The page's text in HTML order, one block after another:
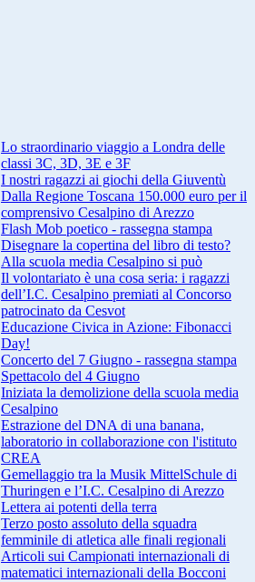
Lo straordinario viaggio a Londra delle
classi 3C, 3D, 3E e 3F
I nostri ragazzi ai giochi della Giuventù
Dalla Regione Toscana 150.000 euro per il
comprensivo Cesalpino di Arezzo
Flash Mob poetico - rassegna stampa
Disegnare la copertina del libro di testo?
Alla scuola media Cesalpino si può
Il volontariato è una cosa seria: i ragazzi
dell’I.C. Cesalpino premiati al Concorso
patrocinato da Cesvot
Educazione Civica in Azione: Fibonacci
Day!
Concerto del 7 Giugno - rassegna stampa
Spettacolo del 4 Giugno
Iniziata la demolizione della scuola media
Cesalpino
Estrazione del DNA di una banana,
laboratorio in collaborazione con l'istituto
CREA
Gemellaggio tra la Musik MittelSchule di
Thuringen e l’I.C. Cesalpino di Arezzo
Lettera ai potenti della terra
Terzo posto assoluto della squadra
femminile di atletica alle finali regionali
Articoli sui Campionati internazionali di
matematici internazionali della Bocconi